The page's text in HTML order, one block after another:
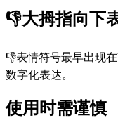
👎大拇指向下
👎表情符号最早出现
数字化表达。
使用时需谨慎